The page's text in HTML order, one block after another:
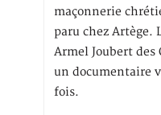
maçonnerie
paru chez Artège.
Armel Joubert des
un documentaire
fois.